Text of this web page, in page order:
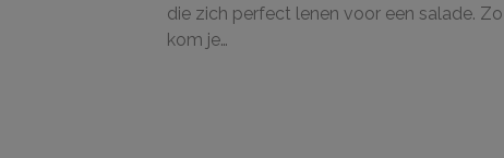
die zich perfect lenen voor een salade. Zo
kom je…